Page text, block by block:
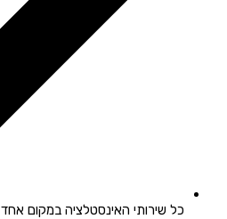
כל שירותי האינסטלציה במקום אחד